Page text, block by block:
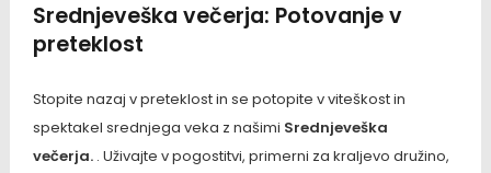
Srednjeveška večerja: Potovanje v
preteklost
Stopite nazaj v preteklost in se potopite v viteškost in
spektakel srednjega veka z našimi Srednjeveška
večerja. . Uživajte v pogostitvi, primerni za kraljevo družino,